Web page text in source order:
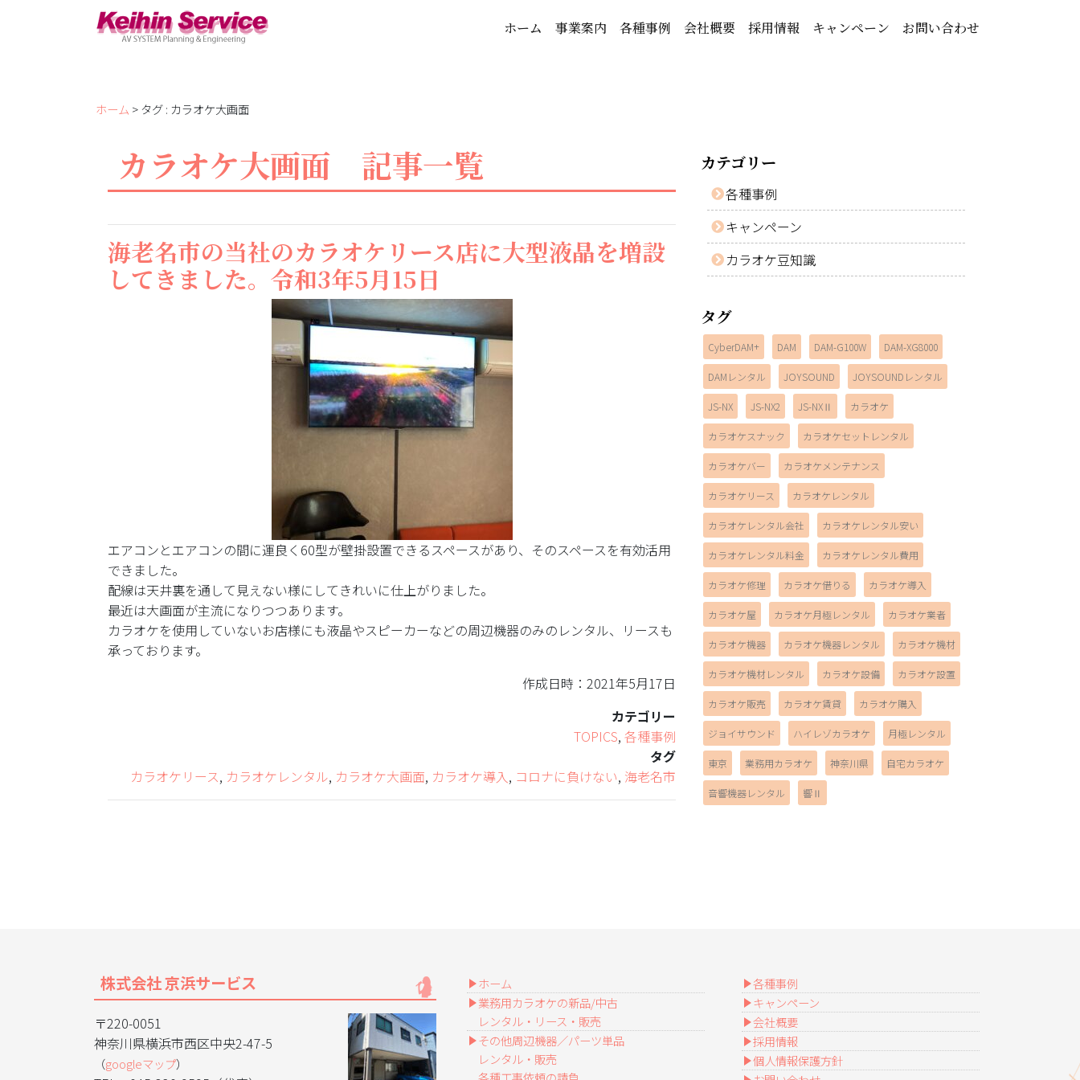
ホーム 事業案内 各種事例 会社概要 採用情報 キャンペーン お問い合わせ
ホーム > タグ : カラオケ大画面
カラオケ大画面 記事一覧
海老名市の当社のカラオケリース店に大型液晶を増設
してきました。令和3年5月15日
エアコンとエアコンの間に運良く60型が壁掛設置できるスペースがあり、そのスペースを有効活用
できました。
配線は天井裏を通して見えない様にしてきれいに仕上がりました。
最近は大画面が主流になりつつあります。
カラオケを使用していないお店様にも液晶やスピーカーなどの周辺機器のみのレンタル、リースも
承っております。
作成日時：2021年5月17日
カテゴリー
TOPICS,各種事例
タグ
カラオケリース, カラオケレンタル, カラオケ大画面, カラオケ導入, コロナに負けない, 海老名市
カテゴリー
各種事例
キャンペーン
カラオケ豆知識
タグ
CyberDAM+ DAM DAM-G100W DAM-XG8000
DAMレンタル JOYSOUND JOYSOUNDレンタル
JS-NX JS-NX2 JS-NXⅡ カラオケ
カラオケスナック カラオケセットレンタル
カラオケバー カラオケメンテナンス
カラオケリース カラオケレンタル
カラオケレンタル会社 カラオケレンタル安い
カラオケレンタル料金 カラオケレンタル費用
カラオケ修理 カラオケ借りる カラオケ導入
カラオケ屋 カラオケ月極レンタル カラオケ業者
カラオケ機器 カラオケ機器レンタル カラオケ機材
カラオケ機材レンタル カラオケ設備 カラオケ設置
カラオケ販売 カラオケ賃貸 カラオケ購入
ジョイサウンド ハイレゾカラオケ 月極レンタル
東京 業務用カラオケ 神奈川県 自宅カラオケ
音響機器レンタル 響Ⅱ
株式会社 京浜サービス
〒220-0051
神奈川県横浜市西区中央2-47-5
（googleマップ）
ホーム
業務用カラオケの新品/中古
レンタル・リース・販売
その他周辺機器／パーツ単品
レンタル・販売
各種事例
キャンペーン
会社概要
採用情報
個人情報保護方針